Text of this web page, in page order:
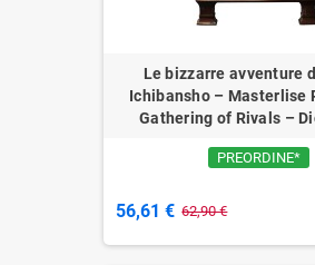
Le bizzarre avventure
Ichibansho – Masterlise
Gathering of Rivals –
PREORDINE*
56,61 € 62,90 €